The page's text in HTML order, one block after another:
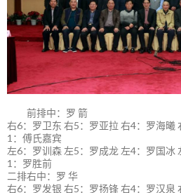
前排中：罗 箭
右6：罗卫东 右5：罗亚拉 右4：罗海曦
1：傅氏嘉宾
左6：罗训森 左5：罗成龙 左4：罗国冰
1：罗胜前
二排右中：罗 华
右6：罗发银 右5：罗扬锋 右4：罗汉泉